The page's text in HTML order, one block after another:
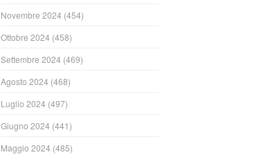
Novembre 2024 (454)
Ottobre 2024 (458)
Settembre 2024 (469)
Agosto 2024 (468)
Luglio 2024 (497)
Giugno 2024 (441)
Maggio 2024 (485)